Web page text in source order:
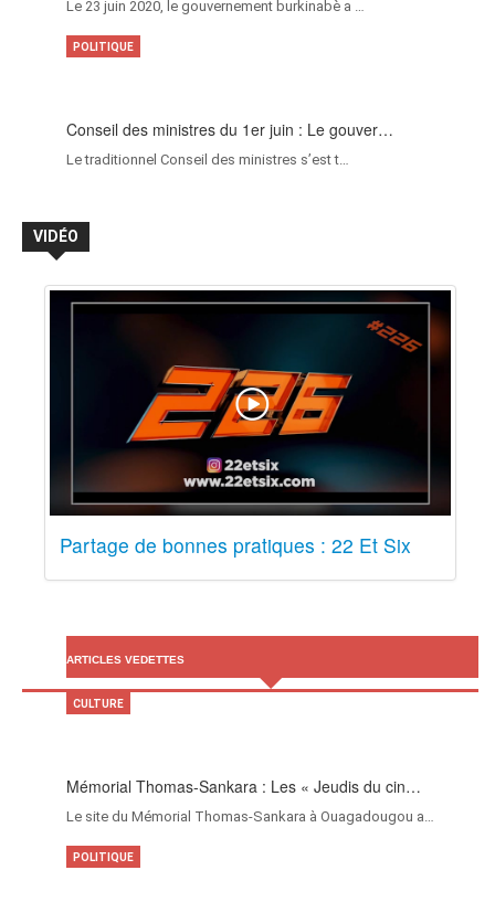
Le 23 juin 2020, le gouvernement burkinabè a …
Conseil des ministres du 1er juin : Le gouver…
Le traditionnel Conseil des ministres s’est t…
POLITIQUE
VIDÉO
Partage de bonnes pratiques : 22 Et Six
ARTICLES VEDETTES
Mémorial Thomas-Sankara : Les « Jeudis du cin…
Le site du Mémorial Thomas-Sankara à Ouagadougou a…
CULTURE
POLITIQUE